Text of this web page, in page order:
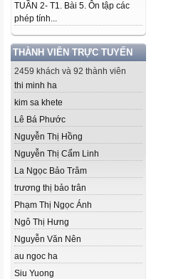
TUẦN 2- T1. Bài 5. Ôn tập các
phép tính...
THÀNH VIÊN TRỰC TUYẾN
2459 khách và 92 thành viên
thi minh ha
kim sa khete
Lê Bá Phước
Nguyễn Thị Hồng
Nguyễn Thị Cẩm Linh
La Ngọc Bảo Trâm
trương thị bảo trân
Phạm Thị Ngọc Ánh
Ngô Thị Hưng
Nguyễn Văn Nên
au ngoc ha
Siu Yuong